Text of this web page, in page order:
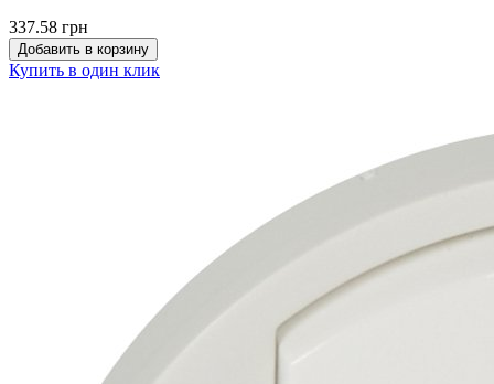
337.58 грн
Добавить в корзину
Купить в один клик